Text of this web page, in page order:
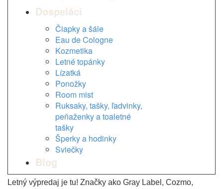
Dospeláci
Čiapky a šále
Eau de Cologne
Kozmetika
Letné topánky
Lízatká
Ponožky
Room mist
Ruksaky, tašky, ľadvinky,
peňaženky a toaletné
tašky
Šperky a hodinky
Sviečky
Blog
Letný výpredaj je tu! Značky ako Gray Label, Cozmo,